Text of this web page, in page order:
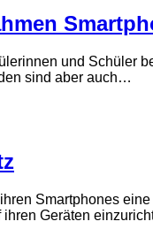
und Schüler
sind aber auch…
Smartphones
Geräten